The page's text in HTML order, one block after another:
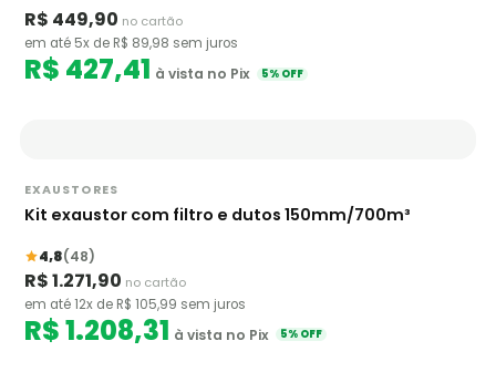
R$ 449,90 no cartão
em até 5x de R$ 89,98 sem juros
R$ 427,41 à vista no Pix 5% OFF
EXAUSTORES
Kit exaustor com filtro e dutos 150mm/700m³
4,8(48)
R$ 1.271,90 no cartão
em até 12x de R$ 105,99 sem juros
R$ 1.208,31 à vista no Pix 5% OFF